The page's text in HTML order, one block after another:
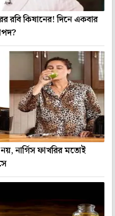
রবি কিষানের! দিনে একবার
নার্গিস ফাখরির মতোই